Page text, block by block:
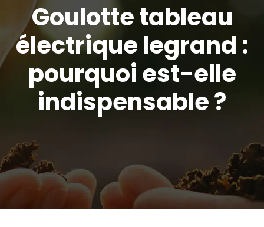
Goulotte tableau
électrique legrand :
pourquoi est-elle
indispensable ?